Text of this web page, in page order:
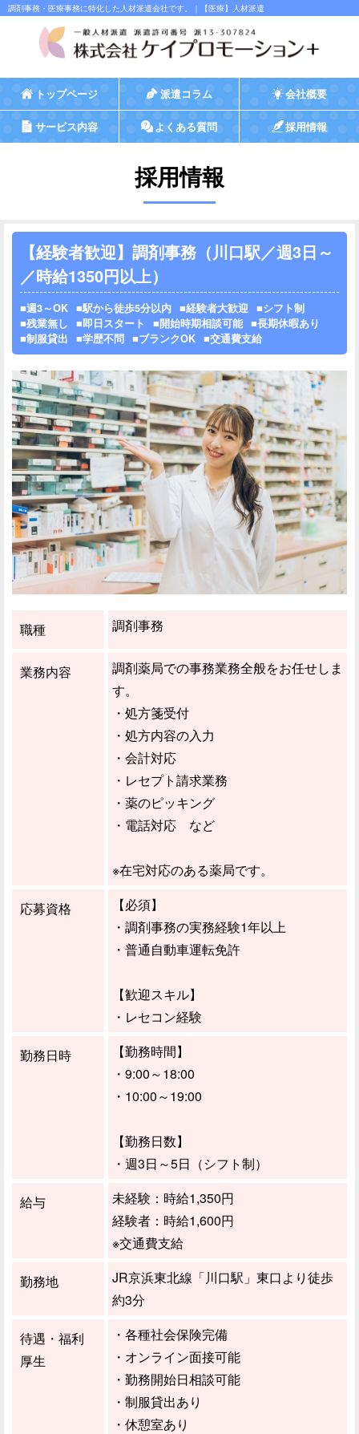
調剤事務・医療事務に特化した人材派遣会社です。｜【医療】人材派遣
トップページ 派遣コラム 会社概要
サービス内容 よくある質問 採用情報
採用情報
【経験者歓迎】調剤事務（川口駅／週3日～
／時給1350円以上）
週3～OK 駅から徒歩5分以内 経験者大歓迎
シフト制
残業無し
即日スタート 開始時期相談可能
長期休暇あり
制服貸出
学歴不問 ブランクOK 交通費支給
職種 調剤事務
業務内容
調剤薬局での事務業務全般をお任せしま
す。
・処方箋受付
・処方内容の入力
・会計対応
・レセプト請求業務
・薬のピッキング
・電話対応 など
※在宅対応のある薬局です。
応募資格
【必須】
・調剤事務の実務経験1年以上
・普通自動車運転免許
【歓迎スキル】
・レセコン経験
勤務日時
【勤務時間】
・9:00～18:00
・10:00～19:00
【勤務日数】
・週3日～5日（シフト制）
給与
未経験：時給1,350円
経験者：時給1,600円
※交通費支給
勤務地
JR京浜東北線「川口駅」東口より徒歩
約3分
待遇・福利
厚生
・各種社会保険完備
・オンライン面接可能
・勤務開始日相談可能
・制服貸出あり
・休憩室あり